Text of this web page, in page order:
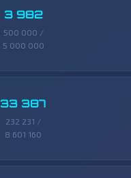
3 982
500 000 /
5 000 000
33 387
232 231 /
8 601 160